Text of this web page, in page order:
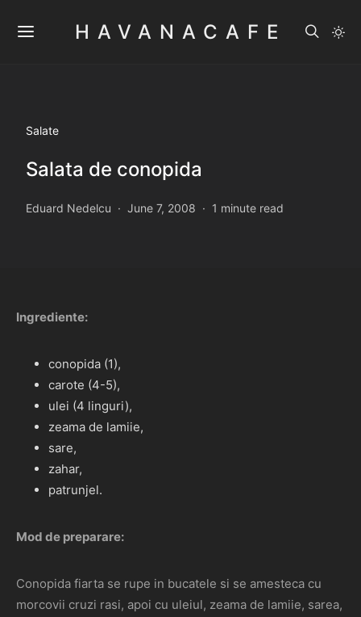
HAVANACAFE
Salate
Salata de conopida
Eduard Nedelcu June 7, 2008 1 minute read
Ingrediente:
conopida (1),
carote (4-5),
ulei (4 linguri),
zeama de lamiie,
sare,
zahar,
patrunjel.
Mod de preparare:
Conopida fiarta se rupe in bucatele si se amesteca cu
morcovii cruzi rasi, apoi cu uleiul, zeama de lamiie, sarea,